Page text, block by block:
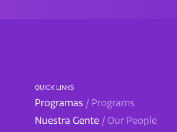
QUICK LINKS
Programas / Programs
Nuestra Gente / Our People